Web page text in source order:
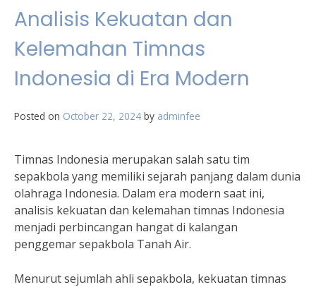
Analisis Kekuatan dan
Kelemahan Timnas
Indonesia di Era Modern
Posted on October 22, 2024 by adminfee
Timnas Indonesia merupakan salah satu tim
sepakbola yang memiliki sejarah panjang dalam dunia
olahraga Indonesia. Dalam era modern saat ini,
analisis kekuatan dan kelemahan timnas Indonesia
menjadi perbincangan hangat di kalangan
penggemar sepakbola Tanah Air.
Menurut sejumlah ahli sepakbola, kekuatan timnas